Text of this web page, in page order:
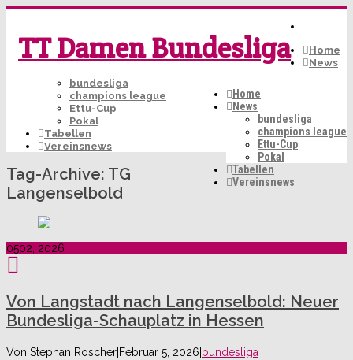
TT Damen Bundesliga
Home
News
bundesliga
champions league
Ettu-Cup
Pokal
Tabellen
Vereinsnews
Home
News
bundesliga
champions league
Ettu-Cup
Pokal
Tabellen
Vereinsnews
Tag-Archive: TG
Langenselbold
0502, 2026
Von Langstadt nach Langenselbold: Neuer
Bundesliga-Schauplatz in Hessen
Von Stephan Roscher Februar 5, 2026 bundesliga